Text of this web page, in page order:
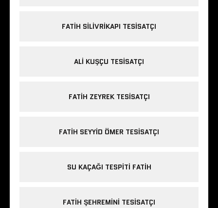
FATIH SILIVRIKAPI TESISATÇI
ALI KUŞÇU TESISATÇI
FATIH ZEYREK TESISATÇI
FATIH SEYYID ÖMER TESISATÇI
SU KAÇAĞI TESPITI FATIH
FATIH ŞEHREMINI TESISATÇI